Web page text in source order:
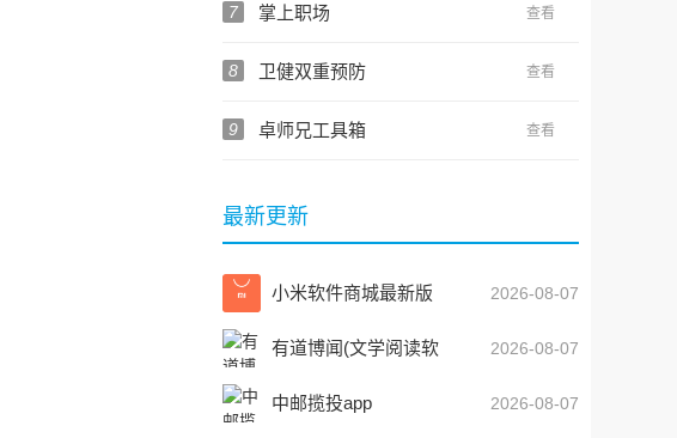
7 掌上职场 查看
8 卫健双重预防 查看
9 卓师兄工具箱 查看
最新更新
小米软件商城最新版 2026-08-07
有道博闻(文学阅读软
2026-08-07
中邮揽投app 2026-08-07